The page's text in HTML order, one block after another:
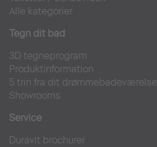
Alle kategorier
Tegn dit bad
3D tegneprogram
Produktinformation
5 trin fra dit drømmebadeværelse
Showrooms
Service
Duravit brochurer